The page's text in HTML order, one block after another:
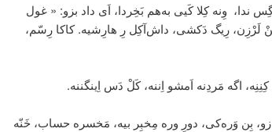
ندا، وِنه کِلا کَیی به‌هم بَخِردا، اَی داد بزو: « غول
لَرْزِن، رِیگ دَکشی، داش‌آکِل رِ هارِشیه. کاکا رِسّم،
اگه مَردِنه اَمشو اِننه، کَلْ دَس اِینگننه.
بِن وَره‌کی، دورِ وره مِخبِر بیه، مَخسره حساب، خَنّه